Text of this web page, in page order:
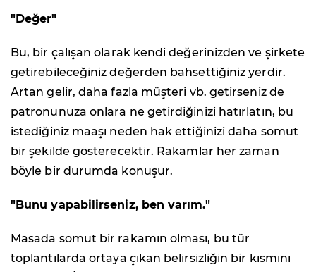
"Değer"
Bu, bir çalışan olarak kendi değerinizden ve şirkete
getirebileceğiniz değerden bahsettiğiniz yerdir.
Artan gelir, daha fazla müşteri vb. getirseniz de
patronunuza onlara ne getirdiğinizi hatırlatın, bu
istediğiniz maaşı neden hak ettiğinizi daha somut
bir şekilde gösterecektir. Rakamlar her zaman
böyle bir durumda konuşur.
"Bunu yapabilirseniz, ben varım."
Masada somut bir rakamın olması, bu tür
toplantılarda ortaya çıkan belirsizliğin bir kısmını